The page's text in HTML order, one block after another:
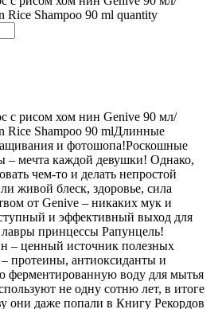
Shampoo 90 ml quantity
с рисом хом нин Genive 90 мл/
Rice Shampoo 90 mlДлинные
и фотошопа!Роскошные
– мечта каждой девушки! Однако,
чем-то и делать непростой
живой блеск, здоровье, сила
от Genive – никаких мук и
и эффективный выход для
принцессы Рапунцель!
– ценный источник полезных
протеины, антиоксиданты и
ферментированную воду для мытья
не одну сотню лет, в итоге
они даже попали в Книгу Рекордов